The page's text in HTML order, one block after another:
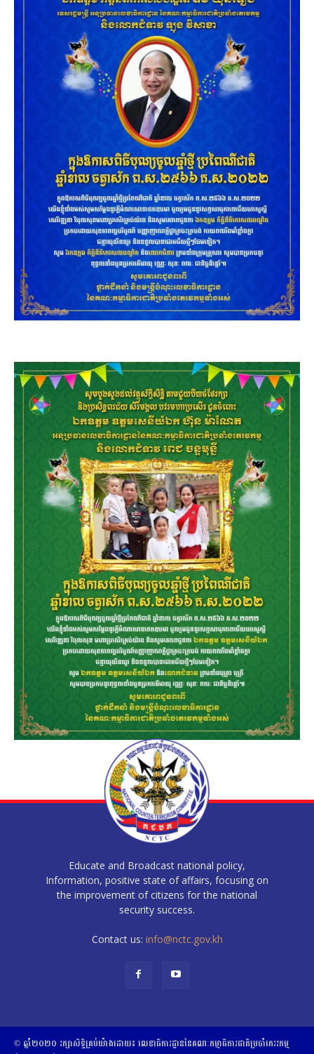
Educate and Broadcast national policy,
Information, positive state of affairs, focusing on
the improvement of citizens for the national
security success.
Contact us: info@nctc.gov.kh
© ឆ្នាំ២០២០​ ​រក្សាសិទ្ធិ​គ្រប់យ៉ាង​ដោយ​៖​ ​លេខាធិការដ្ឋាននៃគណៈកម្មាធិការជាតិប្រចាំភេរវកម្ម